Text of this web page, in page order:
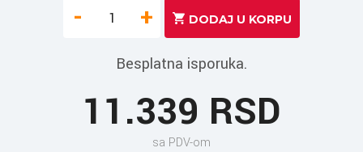
- +
Besplatna isporuka.
11.339 RSD
sa PDV-om